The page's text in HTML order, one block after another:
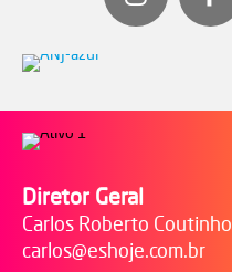
Diretor Geral
Carlos Roberto Coutinho
carlos@eshoje.com.br